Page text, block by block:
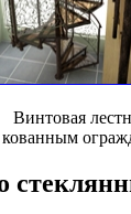
Винтовая
кованным